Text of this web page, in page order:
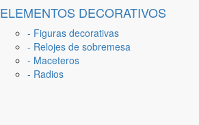
ELEMENTOS DECORATIVOS
- Figuras decorativas
- Relojes de sobremesa
- Maceteros
- Radios